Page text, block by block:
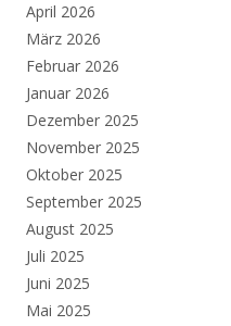
April 2026
März 2026
Februar 2026
Januar 2026
Dezember 2025
November 2025
Oktober 2025
September 2025
August 2025
Juli 2025
Juni 2025
Mai 2025